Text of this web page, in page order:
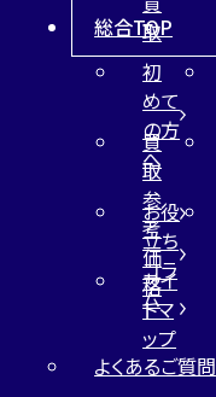
取
総合TOP
初
めて
の方
へ
買
取
参
考
価
格
お役
立ち
コラ
ム
サイ
トマ
ップ
よくあるご質問